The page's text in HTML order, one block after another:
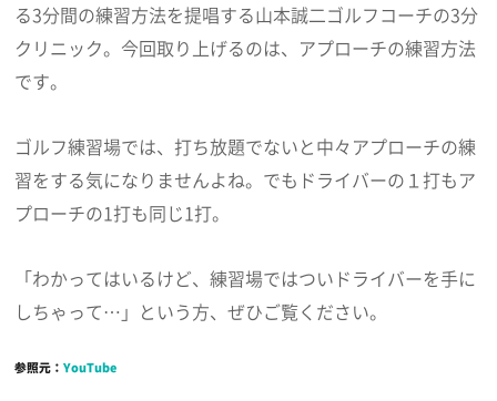
る3分間の練習方法を提唱する山本誠二ゴルフコーチの3分
クリニック。今回取り上げるのは、アプローチの練習方法
です。
ゴルフ練習場では、打ち放題でないと中々アプローチの練
習をする気になりませんよね。でもドライバーの１打もア
プローチの1打も同じ1打。
「わかってはいるけど、練習場ではついドライバーを手に
しちゃって…」という方、ぜひご覧ください。
参照元：YouTube